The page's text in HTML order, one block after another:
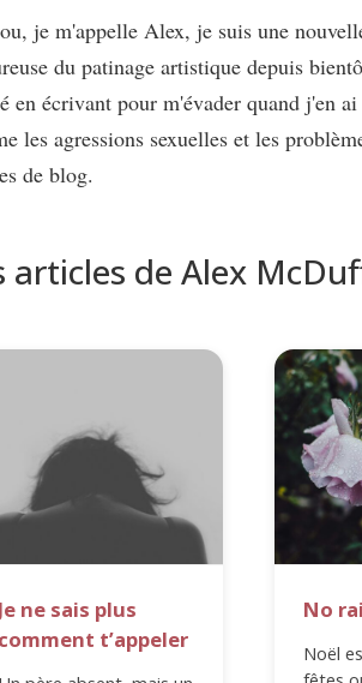
je m'appelle Alex, je suis une
du patinage artistique depuis
en écrivant pour m'évader quand j'en
les agressions sexuelles et les
de blog.
articles de Alex
ne sais plus
t’appeler
No
Noël